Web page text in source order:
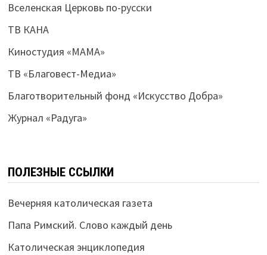
Вселенская Церковь по-русски
ТВ КАНА
Киностудия «МАМА»
ТВ «Благовест-Медиа»
Благотворительный фонд «Искусство Добра»
Журнал «Радуга»
ПОЛЕЗНЫЕ ССЫЛКИ
Вечерняя католическая газета
Папа Римский. Слово каждый день
Католическая энциклопедия